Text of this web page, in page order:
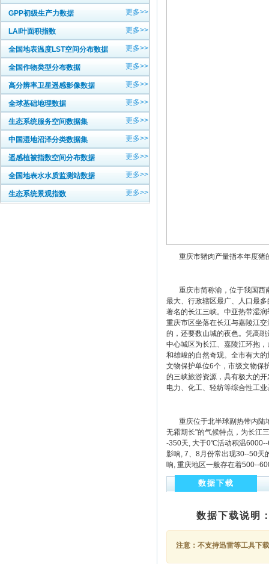
GPP初级生产力数据 更多>>
LAI叶面积指数 更多>>
全国地表温度LST空间分布数据 更多>>
全国作物类型分布数据 更多>>
高分辨率卫星遥感影像数据 更多>>
全球基础地理数据 更多>>
生态系统服务空间数据集 更多>>
中国湿地沼泽分类数据集 更多>>
遥感植被指数空间分布数据 更多>>
全国地表水水质监测站数据 更多>>
生态系统景观指数 更多>>
重庆市猪肉产量指本年度猪
重庆市简称渝，位于我国西
最大、行政辖区最广、人口最
著名的长江三峡。中亚热带湿
重庆市区坐落在长江与嘉陵江
的，还要数山城的夜色。凭高
中心城区为长江、嘉陵江环抱
和雄峻的自然奇观。全市有大
文物保护单位6个，市级文物保
的三峡旅游资源，具有极大的
电力、化工、轻纺等综合性工业
重庆位于北半球副热带内陆
无霜期长"的气候特点，为长江
-350天, 大于0℃活动积温6000--
影响, 7、8月份常出现30--50天
响, 重庆地区一般存在着500--
数据下载
数据下载说明
注意：不支持迅雷等工具下